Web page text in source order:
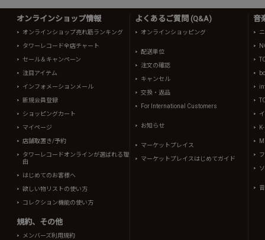
オンラインショップ情報
オンラインショップ売れ筋ランキング
タワーレコード全店チャート
セール＆キャンペーン
注目アイテム
インフォメーションメール
新規会員登録
ショッピングカート
マイページ
店舗取置き/予約
タワーレコードオンラインが選ばれる理
由
はじめてのお客様へ
欲しい物リストの使い方
コレクション機能の使い方
規約、その他
メンバーズ利用規約
よくあるご質問 (Q&A)
オンラインショッピング
配送単位
注文の確認
キャンセル
交換・返品
For International Customers
お知らせ
マーケットプレイス
マーケットプレイスはじめてガイド
音